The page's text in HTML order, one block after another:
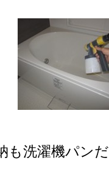
も洗濯機パン